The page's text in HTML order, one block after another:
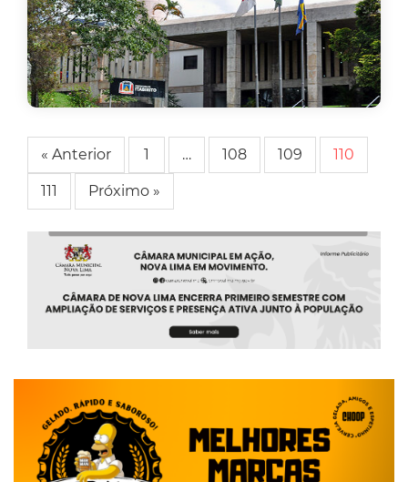
« Anterior 1 … 108 109 110
111 Próximo »